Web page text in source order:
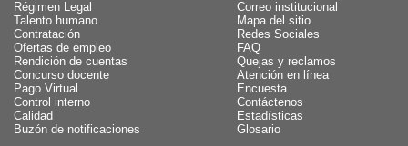
Régimen Legal
Talento humano
Contratación
Ofertas de empleo
Rendición de cuentas
Concurso docente
Pago Virtual
Control interno
Calidad
Buzón de notificaciones
Correo institucional
Mapa del sitio
Redes Sociales
FAQ
Quejas y reclamos
Atención en línea
Encuesta
Contáctenos
Estadísticas
Glosario